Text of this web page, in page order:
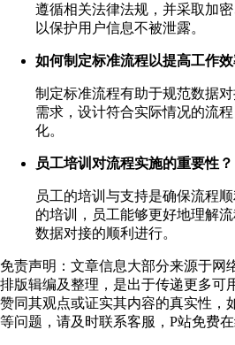
遵循相关法律法规，并采取加
以保护用户信息不被泄露。
如何制定标准流程以提高工作效
制定标准流程有助于规范数据
需求，设计符合实际情况的流
化。
员工培训对流程实施的重要性？
员工的培训与支持是确保流程
的培训，员工能够更好地理解
数据对接的顺利进行。
免责声明：文章信息大部分来源于网
排版辑编及整理，是出于传递更多可
赞同其观点或证实其内容的真实性，
等问题，请及时联系客服，P站免费